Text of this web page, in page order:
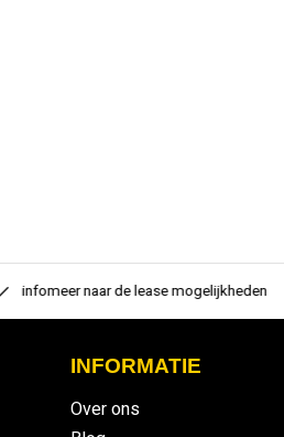
infomeer naar de lease mogelijkheden
INFORMATIE
Over ons